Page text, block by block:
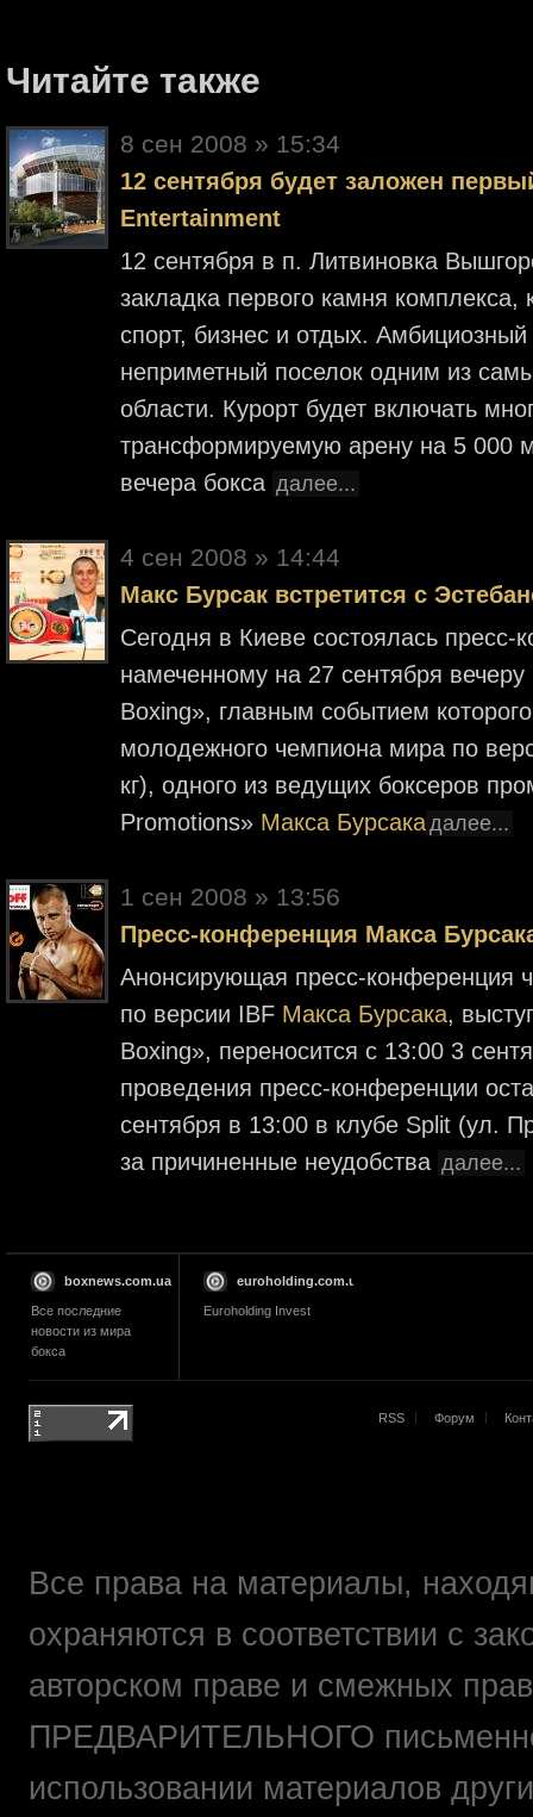
Читайте также
8 cен 2008 » 15:34
12 сентября будет заложен
Entertainment
12 сентября в п. Литвиновка
закладка первого камня комплекса,
спорт, бизнес и отдых.
неприметный поселок одним из
области. Курорт будет включать
трансформируемую арену на 5 000
вечера бокса далее...
4 cен 2008 » 14:44
Макс Бурсак встретится с
Сегодня в Киеве состоялась
намеченному на 27 сентября
Boxing», главным событием
молодежного чемпиона мира по
кг), одного из ведущих боксеров
Promotions» Макса Бурсакадалее...
1 cен 2008 » 13:56
Пресс-конференция Макса
Анонсирующая пресс-конференция
по версии IBF Макса Бурсака,
Boxing», переносится с 13:00 3
проведения пресс-конференции
сентября в 13:00 в клубе Split (ул.
за причиненные неудобства далее...
boxnews.com.ua
Все последние
новости из мира
бокса
euroholding.com.ua
Euroholding Invest
RSS Форум
Все права на материалы,
охраняются в соответствии с
авторском праве и смежных
ПРЕДВАРИТЕЛЬНОГО
использовании материалов